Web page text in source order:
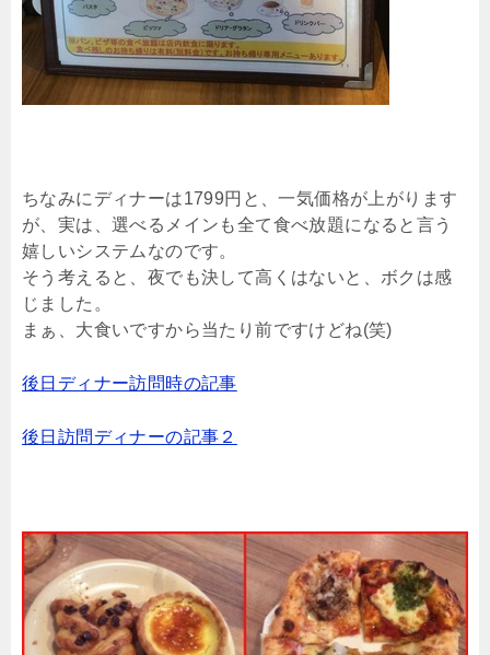
ちなみにディナーは1799円と、一気価格が上がります
が、実は、選べるメインも全て食べ放題になると言う
嬉しいシステムなのです。
そう考えると、夜でも決して高くはないと、ボクは感
じました。
まぁ、大食いですから当たり前ですけどね(笑)
後日ディナー訪問時の記事
後日訪問ディナーの記事２